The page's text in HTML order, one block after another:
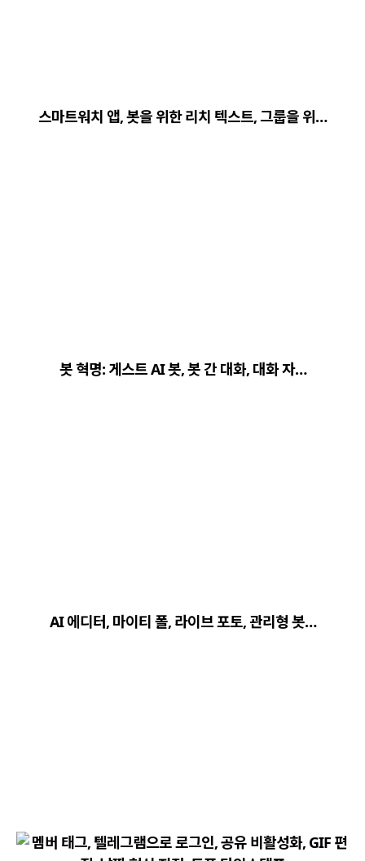
스마트워치 앱, 봇을 위한 리치 텍스트, 그룹을 위…
봇 혁명: 게스트 AI 봇, 봇 간 대화, 대화 자…
AI 에디터, 마이티 폴, 라이브 포토, 관리형 봇…